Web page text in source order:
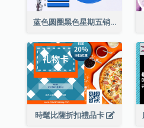
蓝色圆圈黑色星期五销售礼品卡
時髦比薩折扣禮品卡